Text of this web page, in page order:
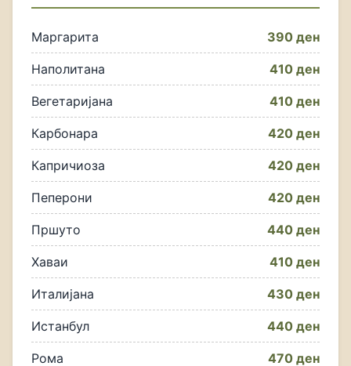
Маргарита 390 ден
Наполитана 410 ден
Вегетаријана 410 ден
Карбонара 420 ден
Капричиоза 420 ден
Пеперони 420 ден
Пршуто 440 ден
Хаваи 410 ден
Италијана 430 ден
Истанбул 440 ден
Рома 470 ден